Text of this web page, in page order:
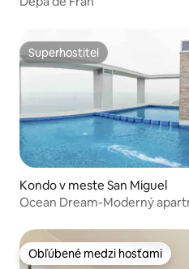
Superhostiteľ
Superhostiteľ
Kondo v meste San Miguel
Ocean Dream-Moderný
Obľúbené medzi hosťami
Obľúbené medzi hosťami